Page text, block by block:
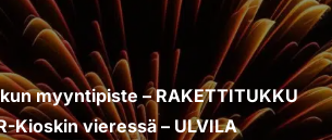
myyntipiste – RAKETTITUKKU
Kioskin vieressä – ULVILA